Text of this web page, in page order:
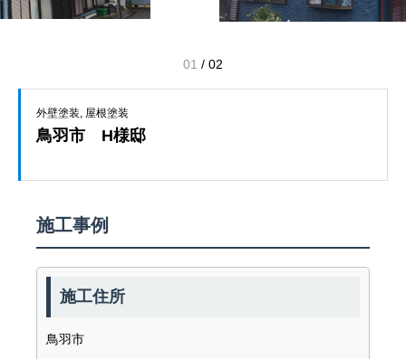
01 / 02
外壁塗装 屋根塗装
鳥羽市 H様邸
施工事例
施工住所
鳥羽市